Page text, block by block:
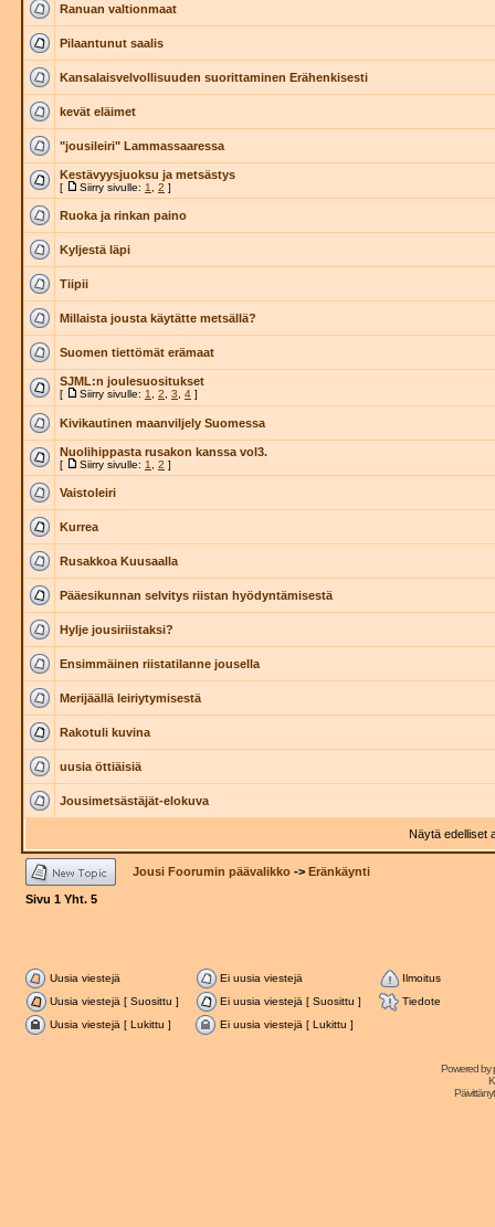
Ranuan valtionmaat
Pilaantunut saalis
Kansalaisvelvollisuuden suorittaminen Erähenkisesti
kevät eläimet
"jousileiri" Lammassaaressa
Kestävyysjuoksu ja metsästys
[ Siirry sivulle: 1 2 ]
Ruoka ja rinkan paino
Kyljestä läpi
Tiipii
Millaista jousta käytätte metsällä?
Suomen tiettömät erämaat
SJML:n joulesuositukset
[ Siirry sivulle: 1 2 3 4 ]
Kivikautinen maanviljely Suomessa
Nuolihippasta rusakon kanssa vol3.
[ Siirry sivulle: 1 2 ]
Vaistoleiri
Kurrea
Rusakkoa Kuusaalla
Pääesikunnan selvitys riistan hyödyntämisestä
Hylje jousiriistaksi?
Ensimmäinen riistatilanne jousella
Merijäällä leiriytymisestä
Rakotuli kuvina
uusia öttiäisiä
Jousimetsästäjät-elokuva
Näytä edelliset
Jousi Foorumin päävalikko -> Eränkäynti
Sivu 1 Yht. 5
Uusia viestejä Ei uusia viestejä
Ilmoitus
Uusia viestejä [ Suosittu ]
Ei uusia viestejä [ Suosittu ]
Tiedote
Uusia viestejä [ Lukittu ]
Ei uusia viestejä [ Lukittu ]
Powered by